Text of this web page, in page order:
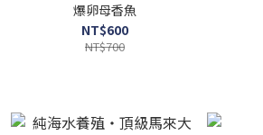
爆卵母香魚
NT$600
NT$700